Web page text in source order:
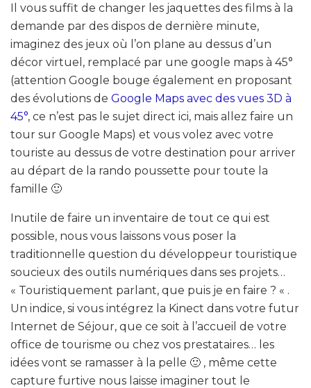
Il vous suffit de changer les jaquettes des films à la
demande par des dispos de dernière minute,
imaginez des jeux où l’on plane au dessus d’un
décor virtuel, remplacé par une google maps à 45°
(attention Google bouge également en proposant
des évolutions de Google Maps avec des vues 3D à
45°, ce n’est pas le sujet direct ici, mais allez faire un
tour sur Google Maps) et vous volez avec votre
touriste au dessus de votre destination pour arriver
au départ de la rando poussette pour toute la
famille 🙂
Inutile de faire un inventaire de tout ce qui est
possible, nous vous laissons vous poser la
traditionnelle question du développeur touristique
soucieux des outils numériques dans ses projets…
« Touristiquement parlant, que puis je en faire ? « .
Un indice, si vous intégrez la Kinect dans votre futur
Internet de Séjour, que ce soit à l’accueil de votre
office de tourisme ou chez vos prestataires… les
idées vont se ramasser à la pelle 🙂 , même cette
capture furtive nous laisse imaginer tout le